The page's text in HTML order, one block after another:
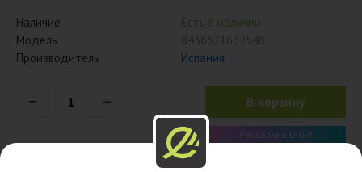
Наличие
Есть в наличии
Модель
Производитель
Испания
В корзину
Рассрочка 0-0-4